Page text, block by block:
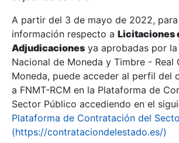
Erakutsi/Ezkutatu
Erakutsi/Ezkutatu
Erakutsi/Ezkutatu
A partir del 3 de mayo de 2022,
información respecto a Licitaciones
Adjudicaciones ya aprobadas por la
Nacional de Moneda y Timbre - Real
Moneda, puede acceder al perfil del
a FNMT-RCM en la Plataforma de
Sector Público accediendo en el
Plataforma de Contratación del
(https://contrataciondelestado.es/)